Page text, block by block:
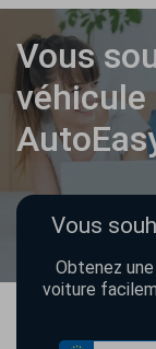
Vous
véhicule
Vous
Obtenez
voiture